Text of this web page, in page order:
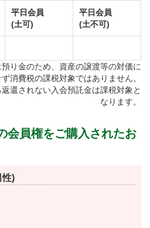
平日会員
(土可)
平日会員
(土不可)
り金のため、資産の譲渡等の対価に
消費税の課税対象ではありません。
還されない入会預託金は課税対象と
なります。
会員権をご購入されたお
性)